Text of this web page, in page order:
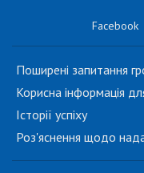
Facebook
Поширені запитання
Корисна інформація
Історії успіху
Роз'яснення щодо